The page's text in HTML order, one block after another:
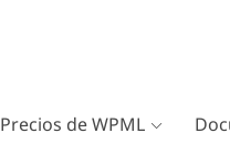
Precios de WPML